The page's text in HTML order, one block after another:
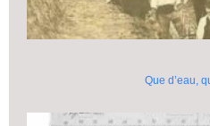
Que d’eau,